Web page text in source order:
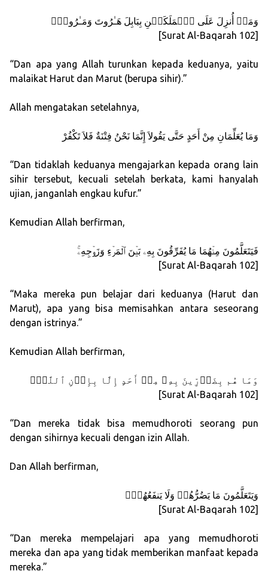
وَمَاۤ أُنزِلَ عَلَى ٱلۡمَلَكَیۡنِ بِبَابِلَ هَـٰرُوتَ وَمَـٰرُوتَۚ
[Surat Al-Baqarah 102]
“Dan apa yang Allah turunkan kepada keduanya, yaitu
malaikat Harut dan Marut (berupa sihir).”
Allah mengatakan setelahnya,
وَمَا يُعَلِّمَانِ مِنْ أَحَدٍ حَتَّى يَقُولاَ إِنَّمَا نَحْنُ فِتْنَةٌ فَلاَ تَكْفُرْ
“Dan tidaklah keduanya mengajarkan kepada orang lain
sihir tersebut, kecuali setelah berkata, kami hanyalah
ujian, janganlah engkau kufur.”
Kemudian Allah berfirman,
فَیَتَعَلَّمُونَ مِنۡهُمَا مَا یُفَرِّقُونَ بِهِۦ بَیۡنَ ٱلۡمَرۡءِ وَزَوۡجِهِۦۚ
[Surat Al-Baqarah 102]
“Maka mereka pun belajar dari keduanya (Harut dan
Marut), apa yang bisa memisahkan antara seseorang
dengan istrinya.”
Kemudian Allah berfirman,
وَمَا هُم بِضَاۤرِّینَ بِهِۦ مِنۡ أَحَدٍ إِلَّا بِإِذۡنِ ٱللَّهِۚ
[Surat Al-Baqarah 102]
“Dan mereka tidak bisa memudhoroti seorang pun
dengan sihirnya kecuali dengan izin Allah.
Dan Allah berfirman,
وَیَتَعَلَّمُونَ مَا یَضُرُّهُمۡ وَلَا یَنفَعُهُمۡۚ
[Surat Al-Baqarah 102]
“Dan mereka mempelajari apa yang memudhoroti
mereka dan apa yang tidak memberikan manfaat kepada
mereka.”